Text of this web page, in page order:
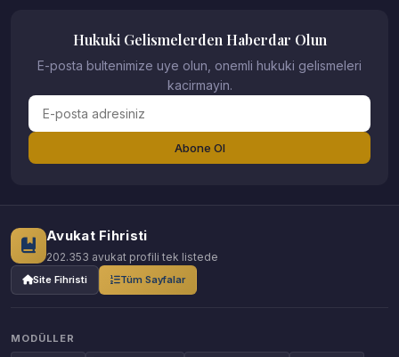
Hukuki Gelismelerden Haberdar Olun
E-posta bultenimize uye olun, onemli hukuki gelismeleri
kacirmayin.
Abone Ol
Avukat Fihristi
202.353 avukat profili tek listede
Site Fihristi Tüm Sayfalar
MODÜLLER